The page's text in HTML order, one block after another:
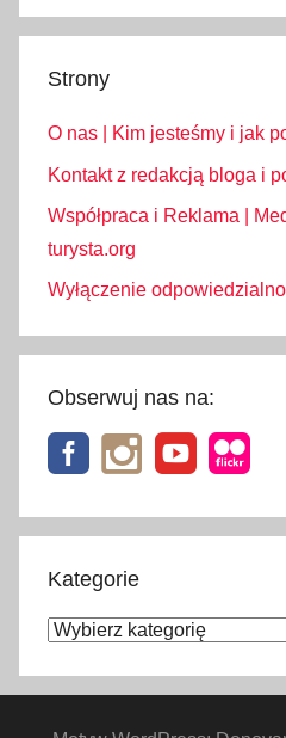
Strony
O nas | Kim jesteśmy i jak
Kontakt z redakcją bloga i
Współpraca i Reklama |
turysta.org
Wyłączenie
Obserwuj nas na:
Kategorie
Kategorie